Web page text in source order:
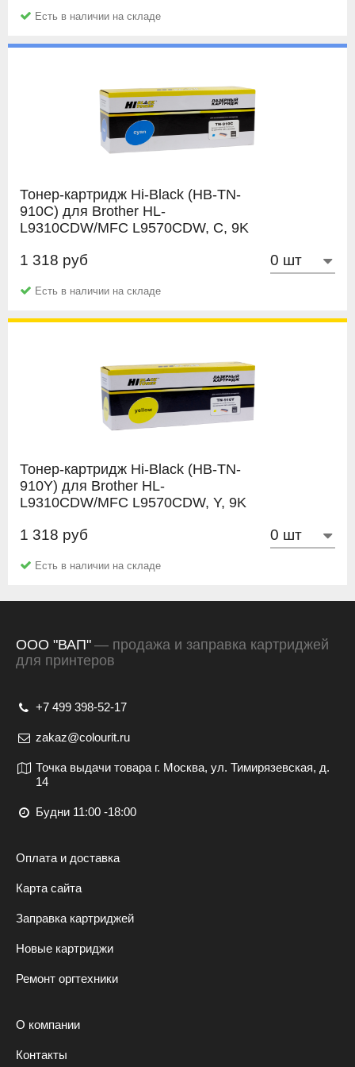
картриджа (например в нашей компании). Заправка от 2
Упаковку картриджа;
Есть в наличии на складе
Тонер-картридж Hi-Black (HB-TN-
910C) для Brother HL-
L9310CDW/MFC L9570CDW, C, 9K
Hi-Black
1 318 руб
Есть в наличии на складе
Тонер-картридж Hi-Black (HB-TN-
910Y) для Brother HL-
L9310CDW/MFC L9570CDW, Y, 9K
Hi-Black
1 318 руб
Есть в наличии на складе
ООО "ВАП" — продажа и заправка картриджей
для принтеров
+7 499 398-52-17
zakaz@colourit.ru
Точка выдачи товара г. Москва, ул. Тимирязевская, д.
14
Будни 11:00 -18:00
Оплата и доставка
Карта сайта
Заправка картриджей
Новые картриджи
Ремонт оргтехники
О компании
Контакты